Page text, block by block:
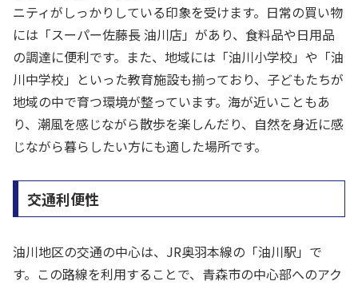
ニティがしっかりしている印象を受けます。日常の買い物
には「スーパー佐藤長 油川店」があり、食料品や日用品
の調達に便利です。また、地域には「油川小学校」や「油
川中学校」といった教育施設も揃っており、子どもたちが
地域の中で育つ環境が整っています。海が近いこともあ
り、潮風を感じながら散歩を楽しんだり、自然を身近に感
じながら暮らしたい方にも適した場所です。
交通利便性
油川地区の交通の中心は、JR奥羽本線の「油川駅」で
す。この路線を利用することで、青森市の中心部へのアク